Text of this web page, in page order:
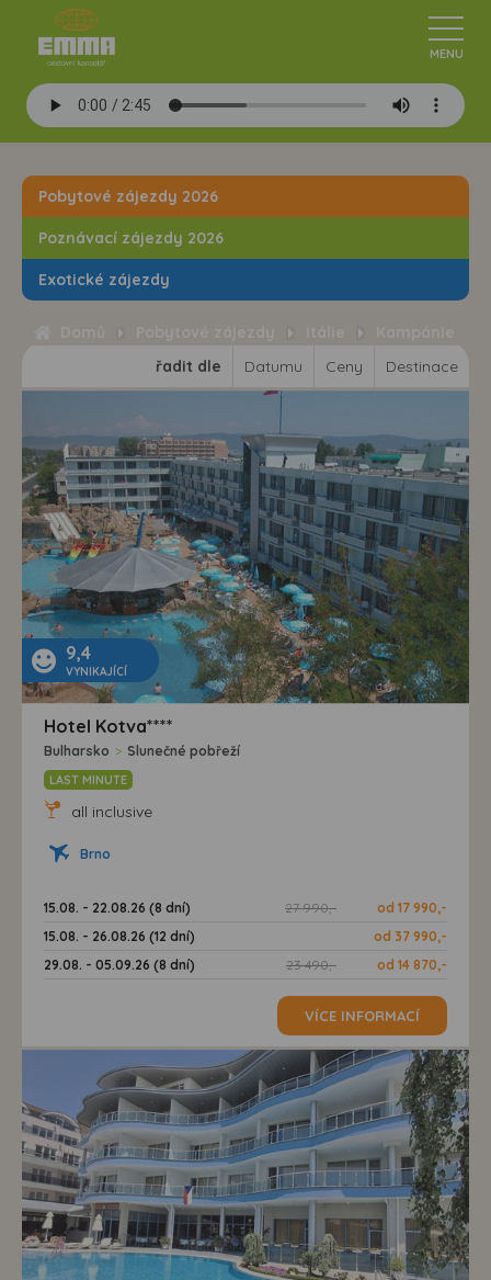
Pobytové zájezdy 2026
Poznávací zájezdy 2026
Exotické zájezdy
řadit dle
Datumu Ceny Destinace
9,4
VYNIKAJÍCÍ
Hotel Kotva****
Bulharsko > Slunečné pobřeží
LAST MINUTE
all inclusive
Brno
15.08. - 22.08.26 (8 dní) 27 990,-
od 17 990,-
15.08. - 26.08.26 (12 dní)
od 37 990,-
29.08. - 05.09.26 (8 dní)
23 490,- od 14 870,-
VÍCE INFORMACÍ